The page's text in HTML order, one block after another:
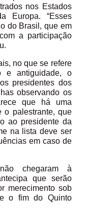
nos Estados
Europa. “Esses
do Brasil, que em
a participação
no que se refere
e antiguidade, o
presidentes dos
observando os
que há uma
o palestrante, que
ao presidente da
na lista deve ser
em caso de
chegaram à
que serão
merecimento sob
o fim do Quinto